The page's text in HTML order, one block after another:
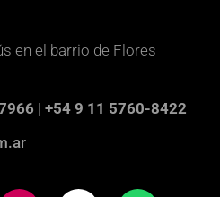
en el barrio de Flores
| +54 9 11 5760-8422